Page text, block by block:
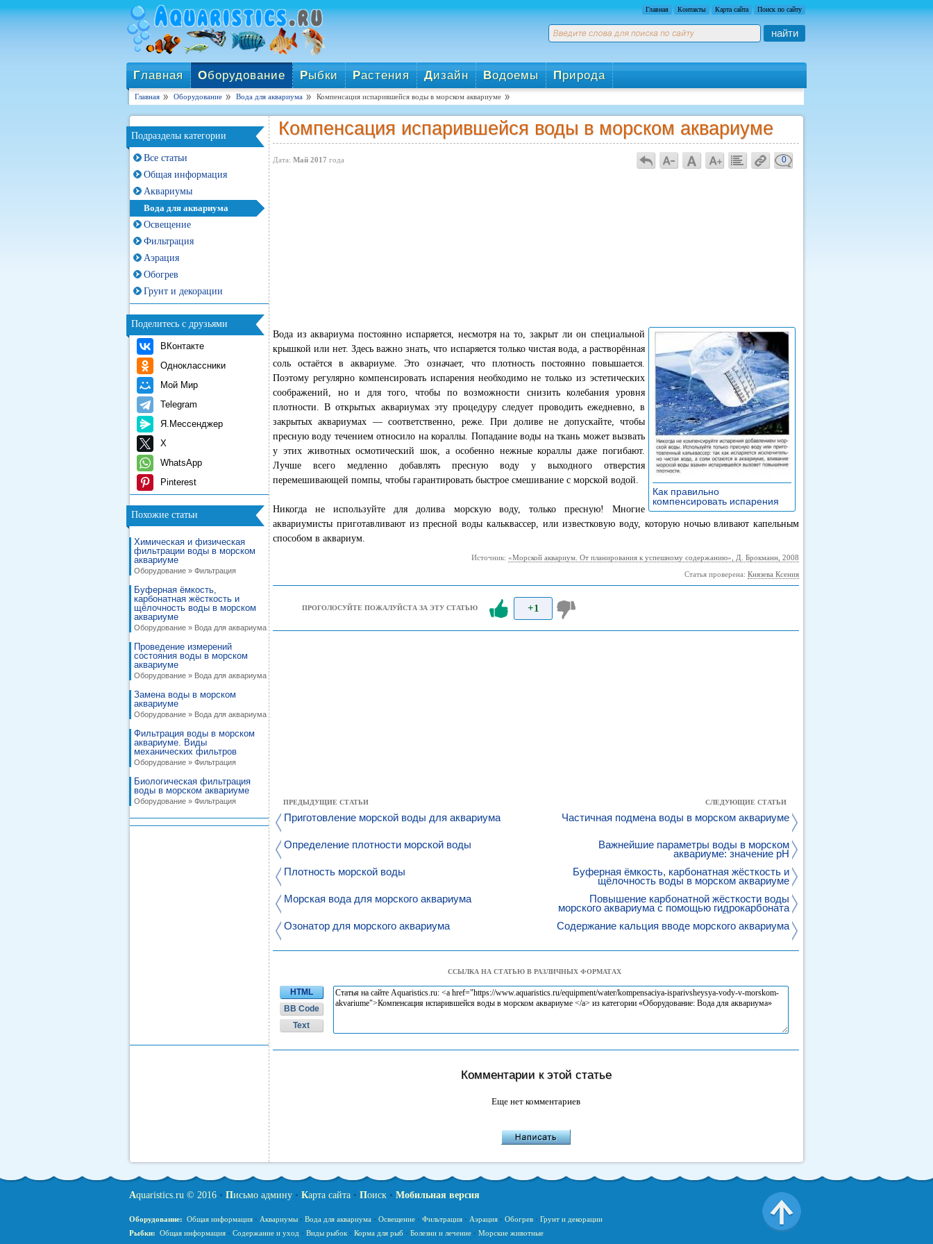
Главная Контакты Карта сайта Поиск по сайту
найти
Главная Оборудование Рыбки Растения Дизайн Водоемы Природа
Главная Оборудование Вода для аквариума Компенсация испарившейся воды в морском аквариуме
Подразделы категории
Все статьи
Общая информация
Аквариумы
Вода для аквариума
Освещение
Фильтрация
Аэрация
Обогрев
Грунт и декорации
Поделитесь с друзьями
ВКонтакте
Одноклассники
Мой Мир
Telegram
Я.Мессенджер
X
WhatsApp
Pinterest
Похожие статьи
Химическая и физическая
фильтрации воды в морском
аквариуме
Оборудование » Фильтрация
Буферная ёмкость,
карбонатная жёсткость и
щёлочность воды в морском
аквариуме
Оборудование » Вода для аквариума
Проведение измерений
состояния воды в морском
аквариуме
Оборудование » Вода для аквариума
Замена воды в морском
аквариуме
Оборудование » Вода для аквариума
Фильтрация воды в морском
аквариуме. Виды
механических фильтров
Оборудование » Фильтрация
Биологическая фильтрация
воды в морском аквариуме
Оборудование » Фильтрация
Компенсация испарившейся воды в морском аквариуме
Дата: Май 2017 года 0
Как правильно
компенсировать испарения
Вода из аквариума постоянно испаряется, несмотря на то, закрыт ли он специальной
крышкой или нет. Здесь важно знать, что испаряется только чистая вода, а растворённая
соль остаётся в аквариуме. Это означает, что плотность постоянно повышается.
Поэтому регулярно компенсировать испарения необходимо не только из эстетических
соображений, но и для того, чтобы по возможности снизить колебания уровня
плотности. В открытых аквариумах эту процедуру следует проводить ежедневно, в
закрытых аквариумах — соответственно, реже. При доливе не допускайте, чтобы
пресную воду течением относило на кораллы. Попадание воды на ткань может вызвать
у этих животных осмотический шок, а особенно нежные кораллы даже погибают.
Лучше всего медленно добавлять пресную воду у выходного отверстия
перемешивающей помпы, чтобы гарантировать быстрое смешивание с морской водой.
Никогда не используйте для долива морскую воду, только пресную! Многие
аквариумисты приготавливают из пресной воды кальквассер, или известковую воду, которую ночью вливают капельным
способом в аквариум.
Источник: «Морской аквариум. От планирования к успешному содержанию», Д. Брокманн, 2008
Статья проверена: Князева Ксения
ПРОГОЛОСУЙТЕ ПОЖАЛУЙСТА ЗА ЭТУ СТАТЬЮ +1
ПРЕДЫДУЩИЕ СТАТЬИ
Приготовление морской воды для аквариума
Определение плотности морской воды
Плотность морской воды
Морская вода для морского аквариума
Озонатор для морского аквариума
СЛЕДУЮЩИЕ СТАТЬИ
Частичная подмена воды в морском аквариуме
Важнейшие параметры воды в морском
аквариуме: значение pH
Буферная ёмкость, карбонатная жёсткость и
щёлочность воды в морском аквариуме
Повышение карбонатной жёсткости воды
морского аквариума с помощью гидрокарбоната
натрия и карбоната натрия
Содержание кальция вводе морского аквариума
ССЫЛКА НА СТАТЬЮ В РАЗЛИЧНЫХ ФОРМАТАХ
HTML
BB Code
Text
Комментарии к этой статье
Еще нет комментариев
Aquaristics.ru © 2016• Письмо админу• Карта сайта• Поиск• Мобильная версия
Оборудование: Общая информация· Аквариумы· Вода для аквариума· Освещение· Фильтрация· Аэрация· Обогрев· Грунт и декорации
Рыбки: Общая информация· Содержание и уход · Виды рыбок· Корма для рыб· Болезни и лечение· Морские животные